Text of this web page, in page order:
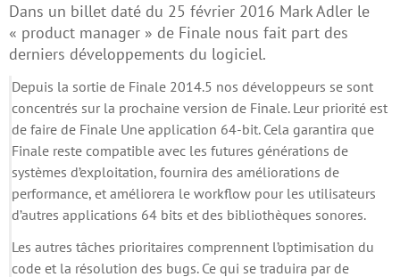
Dans un billet daté du 25 février 2016 Mark Adler le
« product manager » de Finale nous fait part des
derniers développements du logiciel.
Depuis la sortie de Finale 2014.5 nos développeurs se sont
concentrés sur la prochaine version de Finale. Leur priorité est
de faire de Finale Une application 64-bit. Cela garantira que
Finale reste compatible avec les futures générations de
systèmes d’exploitation, fournira des améliorations de
performance, et améliorera le workflow pour les utilisateurs
d’autres applications 64 bits et des bibliothèques sonores.
Les autres tâches prioritaires comprennent l’optimisation du
code et la résolution des bugs. Ce qui se traduira par de